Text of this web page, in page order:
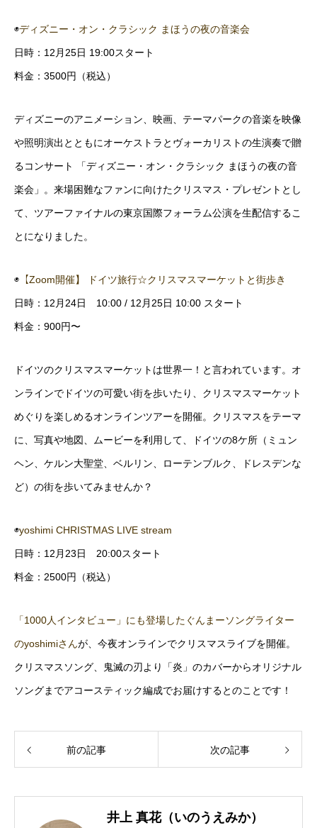
◉ディズニー・オン・クラシック まほうの夜の音楽会
日時：12月25日 19:00スタート
料金：3500円（税込）
ディズニーのアニメーション、映画、テーマパークの音楽を映像
や照明演出とともにオーケストラとヴォーカリストの生演奏で贈
るコンサート 「ディズニー・オン・クラシック まほうの夜の音
楽会」。来場困難なファンに向けたクリスマス・プレゼントとし
て、ツアーファイナルの東京国際フォーラム公演を生配信するこ
とになりました。
◉ 【Zoom開催】 ドイツ旅行☆クリスマスマーケットと街歩き
日時：12月24日 10:00 / 12月25日 10:00 スタート
料金：900円〜
ドイツのクリスマスマーケットは世界一！と言われています。オ
ンラインでドイツの可愛い街を歩いたり、クリスマスマーケット
めぐりを楽しめるオンラインツアーを開催。クリスマスをテーマ
に、写真や地図、ムービーを利用して、ドイツの8ケ所（ミュン
ヘン、ケルン大聖堂、ベルリン、ローテンブルク、ドレスデンな
ど）の街を歩いてみませんか？
◉yoshimi CHRISTMAS LIVE stream
日時：12月23日 20:00スタート
料金：2500円（税込）
「1000人インタビュー」にも登場したぐんまーソングライター
のyoshimiさんが、今夜オンラインでクリスマスライブを開催。
クリスマスソング、鬼滅の刃より「炎」のカバーからオリジナル
ソングまでアコースティック編成でお届けするとのことです！
前の記事 次の記事
井上 真花（いのうえみか）